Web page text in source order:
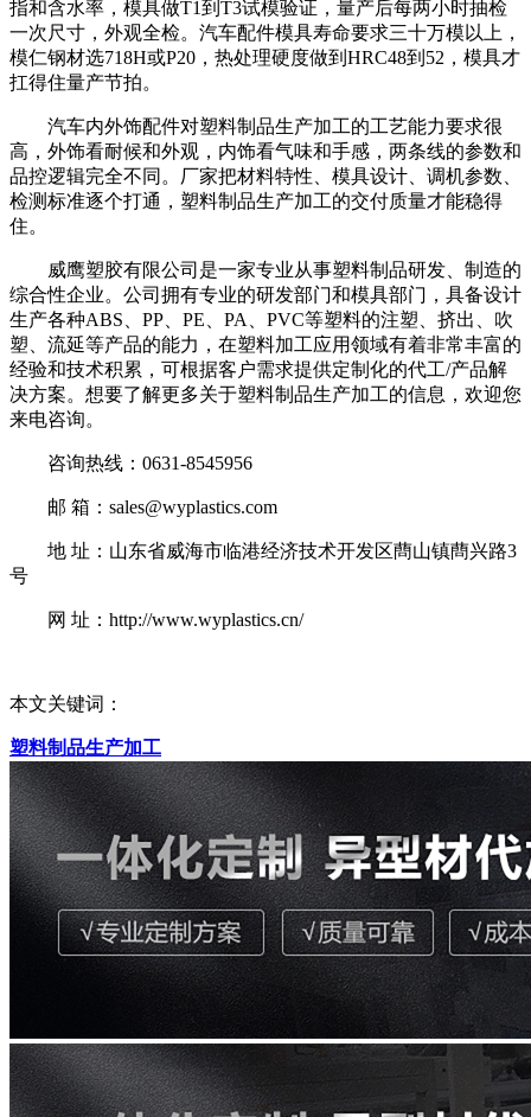
指和含水率，模具做T1到T3试模验证，量产后每两小时抽检
一次尺寸，外观全检。汽车配件模具寿命要求三十万模以上，
模仁钢材选718H或P20，热处理硬度做到HRC48到52，模具才
扛得住量产节拍。
汽车内外饰配件对塑料制品生产加工的工艺能力要求很
高，外饰看耐候和外观，内饰看气味和手感，两条线的参数和
品控逻辑完全不同。厂家把材料特性、模具设计、调机参数、
检测标准逐个打通，塑料制品生产加工的交付质量才能稳得
住。
威鹰塑胶有限公司是一家专业从事塑料制品研发、制造的
综合性企业。公司拥有专业的研发部门和模具部门，具备设计
生产各种ABS、PP、PE、PA、PVC等塑料的注塑、挤出、吹
塑、流延等产品的能力，在塑料加工应用领域有着非常丰富的
经验和技术积累，可根据客户需求提供定制化的代工/产品解
决方案。想要了解更多关于塑料制品生产加工的信息，欢迎您
来电咨询。
咨询热线：0631-8545956
邮 箱：sales@wyplastics.com
地 址：山东省威海市临港经济技术开发区蔄山镇蔄兴路3
号
网 址：http://www.wyplastics.cn/
本文关键词：
塑料制品生产加工